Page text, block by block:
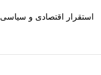
استقرار اقتصادی و سیاسی